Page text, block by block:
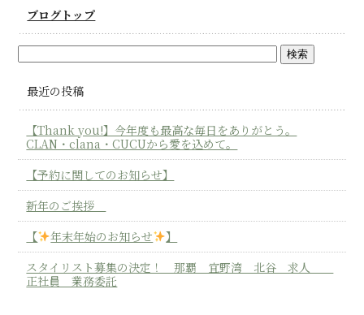
ブログトップ
最近の投稿
【Thank you!】今年度も最高な毎日をありがとう。
CLAN・clana・CUCUから愛を込めて。
【予約に関してのお知らせ】
新年のご挨拶
【
年末年始のお知らせ
】
スタイリスト募集の決定！ 那覇 宜野湾 北谷 求人
正社員 業務委託